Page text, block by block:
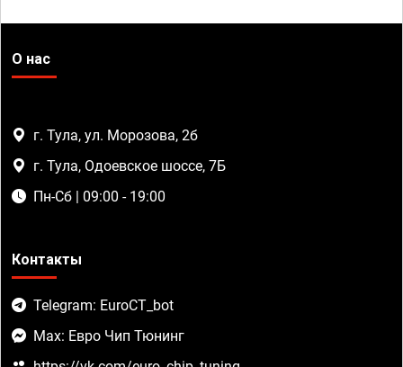
О нас
г. Тула, ул. Морозова, 2б
г. Тула, Одоевское шоссе, 7Б
Пн-Сб | 09:00 - 19:00
Контакты
Telegram: EuroCT_bot
Max: Евро Чип Тюнинг